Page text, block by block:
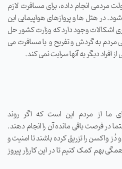
مردمی انجام داده، برای مسافرت لازم
در هتل ها و پروازهای هواپیمایی این
اشکالات وجود دارد که وزارت کشور حل
به گردش و تفریح و یا مسافرت می
افراد دیگر به آنها سرایت نمی کند.
ما از مردم این است که اگر روند
در فرصت باقی مانده آن را انجام دهند.
واکسن را تزریق کرده باشند تا امنیت و
بهم کمک کنیم تا در این کارزار پیروز